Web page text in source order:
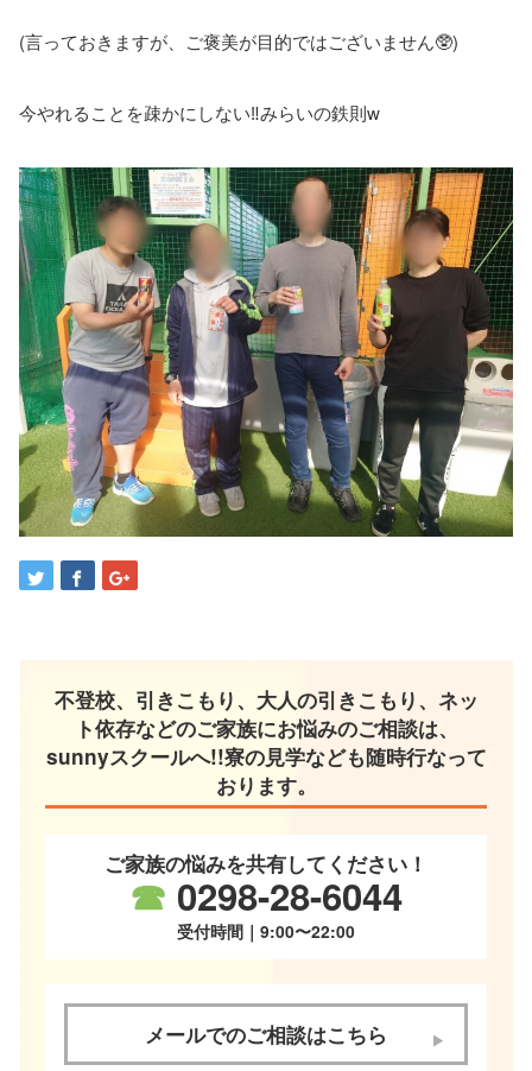
(言っておきますが、ご褒美が目的ではございません🥸)
今やれることを疎かにしない‼️みらいの鉄則w
不登校、引きこもり、大人の引きこもり、ネッ
ト依存などのご家族にお悩みのご相談は、
sunnyスクールへ!!寮の見学なども随時行なって
おります。
ご家族の悩みを共有してください！
☎ 0298-28-6044
受付時間｜9:00〜22:00
メールでのご相談はこちら